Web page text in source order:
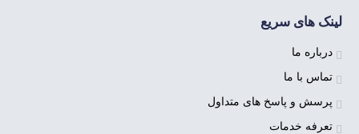
لینک های سریع
درباره ما
تماس با ما
پرسش و پاسخ های متداول
تعرفه خدمات